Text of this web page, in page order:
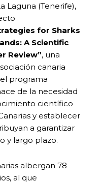
Laguna (Tenerife),
for Sharks
A Scientific
Review”, una
canaria
programa
de la necesidad
científico
y establecer
a garantizar
y largo plazo.
albergan 78
al que